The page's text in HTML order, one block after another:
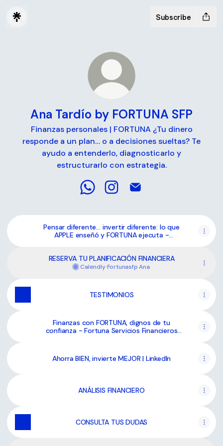
Subscribe
Ana Tardío by FORTUNA SFP
Finanzas personales | FORTUNA ¿Tu dinero
responde a un plan… o a decisiones sueltas? Te
ayudo a entenderlo, diagnosticarlo y
estructurarlo con estrategia.
Pensar diferente… invertir diferente: lo que
APPLE enseñó y FORTUNA ejecuta -
RESERVA TU PLANIFICACIÓN FINANCIERA
Calendly·Fortunasfp Ana
TESTIMONIOS
Finanzas con FORTUNA, dignos de tu
confianza - Fortuna Servicios Financieros
Ahorra BIEN, invierte MEJOR | LinkedIn
ANÁLISIS FINANCIERO
CONSULTA TUS DUDAS